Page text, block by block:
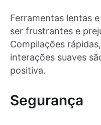
Ferramentas lentas
ser frustrantes e
Compilações
interações suaves
positiva.
Segurança